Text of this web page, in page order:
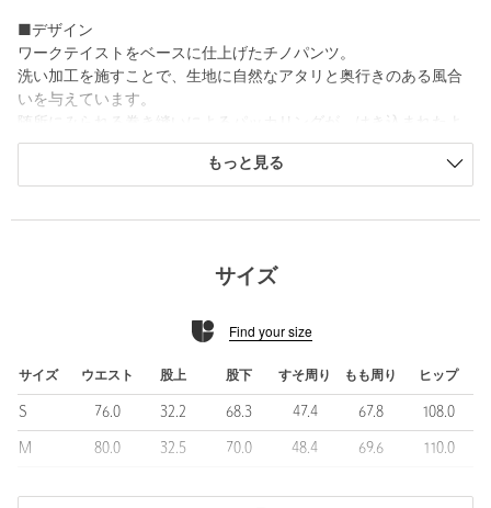
■デザイン
ワークテイストをベースに仕上げたチノパンツ。
洗い加工を施すことで、生地に自然なアタリと奥行きのある風合
いを与えています。
うな表情を演出。
ウエストにアイコンであるピスネームを配しアクセントを添えて
無骨さの中にもほどよい品があり、カジュアルからきれいめまで
＜NICE WEATHER（ナイスウエザー）＞
2020年に韓国・ソウルで誕生した、ライフスタイルセレクトショ
現代の多様化するニーズを満たす次世代のコンビニをコンセプト
供しています。
もっと見る
サイズ
Find your size
サイズ ウエスト 股上 股下 すそ周り もも周り ヒップ
S 76.0 32.2 68.3 47.4 67.8 108.0
M 80.0 32.5 70.0 48.4 69.6 110.0